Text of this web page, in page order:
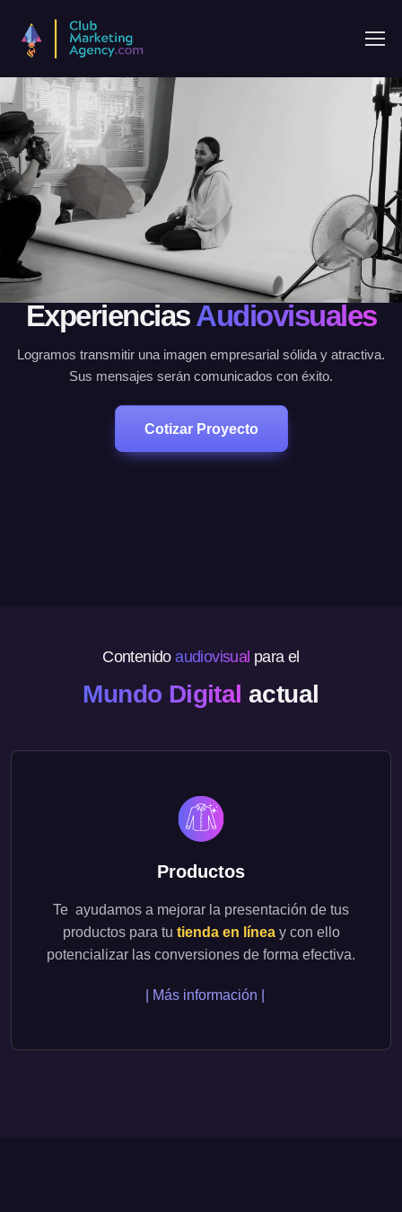
ExperienciasAudiovisuales
Logramos transmitir una imagen empresarial sólida y atractiva.
Sus mensajes serán comunicados con éxito.
Cotizar Proyecto
Contenidoaudiovisual para el
Mundo Digitalactual
Productos
Te ayudamos a mejorar la presentación de tus
productos para tu tienda en líneay con ello
potencializar las conversiones de forma efectiva.
| Más información |